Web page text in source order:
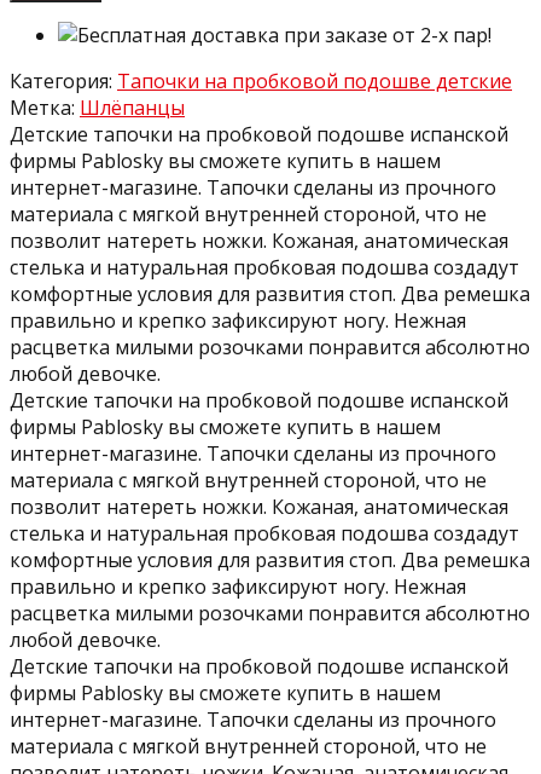
Категория: Тапочки на пробковой подошве детские
Метка: Шлёпанцы
Детские тапочки на пробковой подошве испанской
фирмы Pablosky вы сможете купить в нашем
интернет-магазине. Тапочки сделаны из прочного
материала с мягкой внутренней стороной, что не
позволит натереть ножки. Кожаная, анатомическая
стелька и натуральная пробковая подошва создадут
комфортные условия для развития стоп. Два ремешка
правильно и крепко зафиксируют ногу. Нежная
расцветка милыми розочками понравится абсолютно
любой девочке.
Детские тапочки на пробковой подошве испанской
фирмы Pablosky вы сможете купить в нашем
интернет-магазине. Тапочки сделаны из прочного
материала с мягкой внутренней стороной, что не
позволит натереть ножки. Кожаная, анатомическая
стелька и натуральная пробковая подошва создадут
комфортные условия для развития стоп. Два ремешка
правильно и крепко зафиксируют ногу. Нежная
расцветка милыми розочками понравится абсолютно
любой девочке.
Детские тапочки на пробковой подошве испанской
фирмы Pablosky вы сможете купить в нашем
интернет-магазине. Тапочки сделаны из прочного
материала с мягкой внутренней стороной, что не